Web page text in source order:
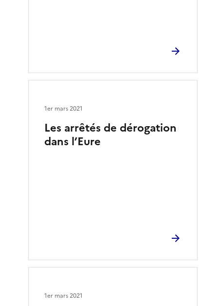
Les arrêtés de dérogation
dans l’Eure
1er mars 2021
1er mars 2021